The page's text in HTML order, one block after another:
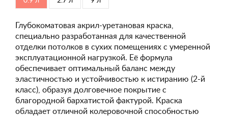
Глубокоматовая акрил-уретановая краска,
специально разработанная для качественной
отделки потолков в сухих помещениях с умеренной
эксплуатационной нагрузкой. Её формула
обеспечивает оптимальный баланс между
эластичностью и устойчивостью к истиранию (2-й
класс), образуя долговечное покрытие с
благородной бархатистой фактурой. Краска
обладает отличной колеровочной способностью